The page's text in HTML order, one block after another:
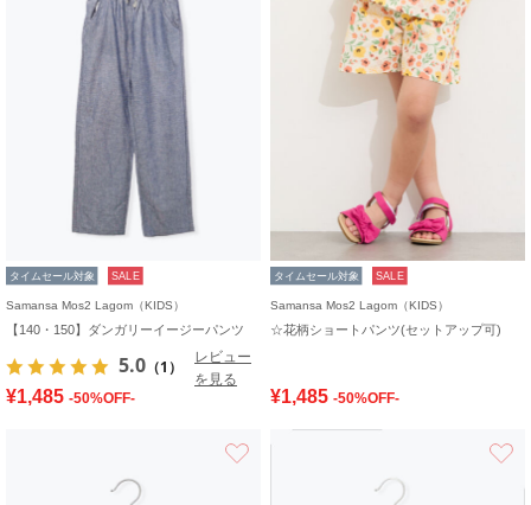
タイムセール対象 SALE
Samansa Mos2 Lagom（KIDS）
【140・150】ダンガリーイージーパンツ
5.0 （1）
レビュー
を見る
¥1,485 -50%OFF-
タイムセール対象 SALE
Samansa Mos2 Lagom（KIDS）
☆花柄ショートパンツ(セットアップ可)
¥1,485 -50%OFF-